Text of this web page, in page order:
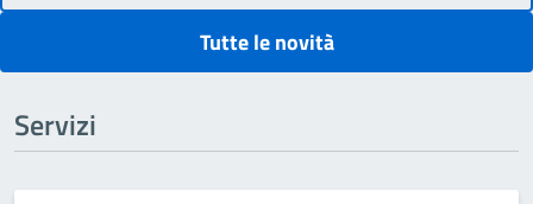
Tutte le novità
Servizi